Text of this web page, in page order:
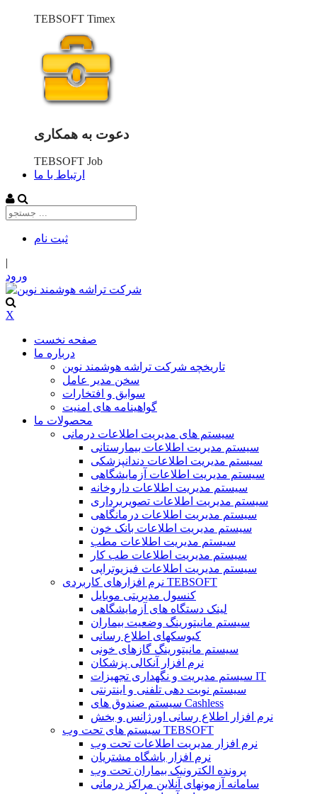
TEBSOFT Timex
دعوت به همکاری
TEBSOFT Job
ارتباط با ما
ثبت‌ نام
|
ورود
X
صفحه نخست
درباره ما
تاریخچه شرکت تراشه هوشمند نوین
سخن مدیر عامل
سوابق و افتخارات
گواهینامه های امنیت
محصولات ما
سیستم های مدیریت اطلاعات درمانی
سیستم مدیریت اطلاعات بیمارستانی
سیستم مدیریت اطلاعات دندانپزشکی
سیستم مدیریت اطلاعات آزمایشگاهی
سیستم مدیریت اطلاعات داروخانه
سیستم مدیریت اطلاعات تصویربرداری
سیستم مدیریت اطلاعات درمانگاهی
سیستم مدیریت اطلاعات بانک خون
سیستم مدیریت اطلاعات مطب
سیستم مدیریت اطلاعات طب کار
سیستم مدیریت اطلاعات فیزیوتراپی
نرم افزارهای کاربردی TEBSOFT
کنسول مدیریتی موبایل
لینک دستگاه های آزمایشگاهی
سیستم مانیتورینگ وضعیت بیماران
کیوسکهای اطلاع رسانی
سیستم مانیتورینگ گازهای خونی
نرم افزار آنکالی پزشکان
سیستم مدیریت و نگهداری تجهیزات IT
سیستم نوبت دهی تلفنی و اینترنتی
سیستم صندوق های Cashless
نرم افزار اطلاع رسانی اورژانس و بخش
سیستم های تحت وب TEBSOFT
نرم افزار مدیریت اطلاعات تحت وب
نرم افزار باشگاه مشتریان
پرونده الکترونیک بیماران تحت وب
سامانه آزمونهای آنلاین مراکز درمانی